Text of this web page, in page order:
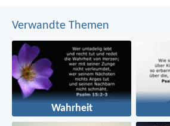
Verwandte Themen
Wahrheit